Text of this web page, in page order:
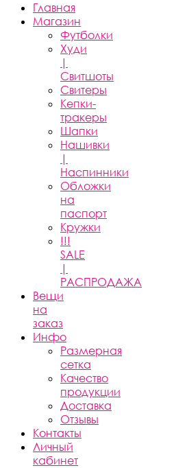
Главная
Магазин
Футболки
Худи
|
Свитшоты
Свитеры
Кепки-
тракеры
Шапки
Нашивки
|
Наспинники
Обложки
на
паспорт
Кружки
!!!
SALE
|
РАСПРОДАЖА
Вещи
на
заказ
Инфо
Размерная
сетка
Качество
продукции
Доставка
Отзывы
Контакты
Личный
кабинет